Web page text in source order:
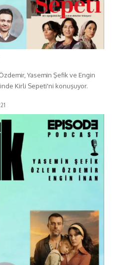
Yasemin Şefik ve Engin
Kirli Sepeti'ni konuşuyor.